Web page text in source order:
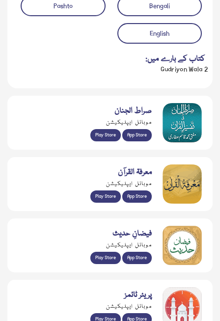
آڈیو چلائیں
Bengali
Pashto
English
کتاب کے بارے میں:
2 Gudriyon Wala
صراط الجنان
موبائل ایپلیکیشن
Play Store App Store
معرفۃ القرآن
موبائل ایپلیکیشن
Play Store App Store
فیضانِ حدیث
موبائل ایپلیکیشن
Play Store App Store
پریئر ٹائمز
موبائل ایپلیکیشن
Play Store App Store